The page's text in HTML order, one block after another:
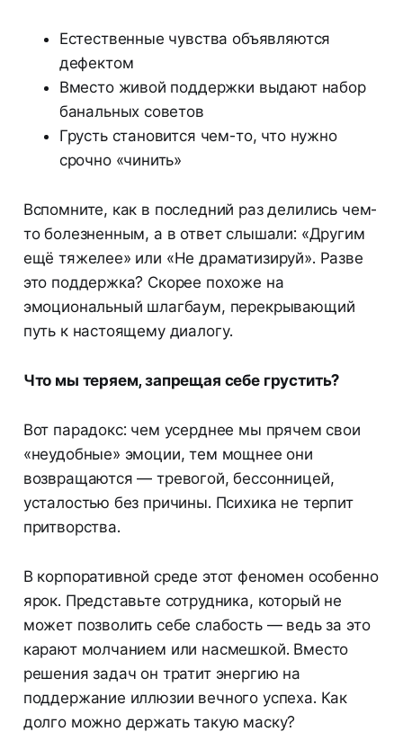
Естественные чувства объявляются
дефектом
Вместо живой поддержки выдают набор
банальных советов
Грусть становится чем-то, что нужно
срочно «чинить»
Вспомните, как в последний раз делились чем-
то болезненным, а в ответ слышали: «Другим
ещё тяжелее» или «Не драматизируй». Разве
это поддержка? Скорее похоже на
эмоциональный шлагбаум, перекрывающий
путь к настоящему диалогу.
Что мы теряем, запрещая себе грустить?
Вот парадокс: чем усерднее мы прячем свои
«неудобные» эмоции, тем мощнее они
возвращаются — тревогой, бессонницей,
усталостью без причины. Психика не терпит
притворства.
В корпоративной среде этот феномен особенно
ярок. Представьте сотрудника, который не
может позволить себе слабость — ведь за это
карают молчанием или насмешкой. Вместо
решения задач он тратит энергию на
поддержание иллюзии вечного успеха. Как
долго можно держать такую маску?